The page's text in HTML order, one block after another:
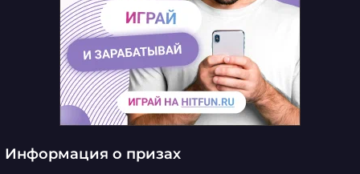
Информация о призах